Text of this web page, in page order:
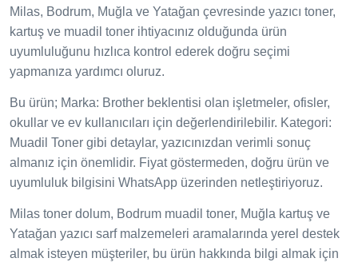
Milas, Bodrum, Muğla ve Yatağan çevresinde yazıcı toner,
kartuş ve muadil toner ihtiyacınız olduğunda ürün
uyumluluğunu hızlıca kontrol ederek doğru seçimi
yapmanıza yardımcı oluruz.
Bu ürün; Marka: Brother beklentisi olan işletmeler, ofisler,
okullar ve ev kullanıcıları için değerlendirilebilir. Kategori:
Muadil Toner gibi detaylar, yazıcınızdan verimli sonuç
almanız için önemlidir. Fiyat göstermeden, doğru ürün ve
uyumluluk bilgisini WhatsApp üzerinden netleştiriyoruz.
Milas toner dolum, Bodrum muadil toner, Muğla kartuş ve
Yatağan yazıcı sarf malzemeleri aramalarında yerel destek
almak isteyen müşteriler, bu ürün hakkında bilgi almak için